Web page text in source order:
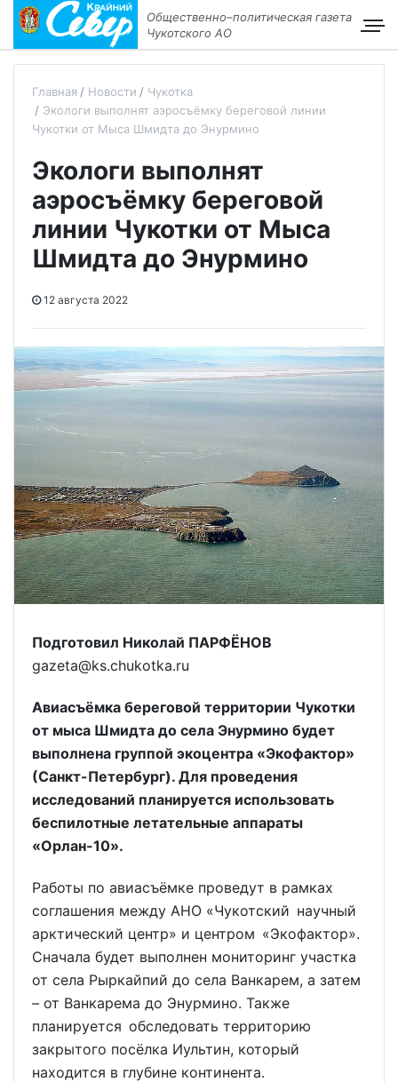
Общественно–политическая газета
Чукотского АО
Главная Новости
Чукотка
Экологи выполнят аэросъёмку береговой линии
Чукотки от Мыса Шмидта до Энурмино
Экологи выполнят
аэросъёмку береговой
линии Чукотки от Мыса
Шмидта до Энурмино
12 августа 2022
Подготовил Николай ПАРФЁНОВ
gazeta@ks.chukotka.ru
Авиасъёмка береговой территории Чукотки
от мыса Шмидта до села Энурмино будет
выполнена группой экоцентра «Экофактор»
(Санкт-Петербург). Для проведения
исследований планируется использовать
беспилотные летательные аппараты
«Орлан-10».
Работы по авиасъёмке проведут в рамках
соглашения между АНО «Чукотский научный
арктический центр» и центром «Экофактор».
Сначала будет выполнен мониторинг участка
от села Рыркайпий до села Ванкарем, а затем
– от Ванкарема до Энурмино. Также
планируется обследовать территорию
закрытого посёлка Иультин, который
находится в глубине континента.